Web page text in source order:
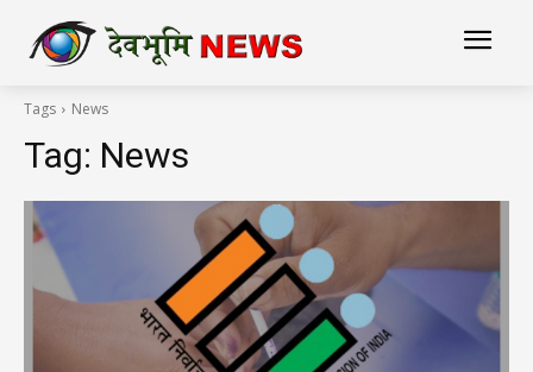
Tags News
Tag: News